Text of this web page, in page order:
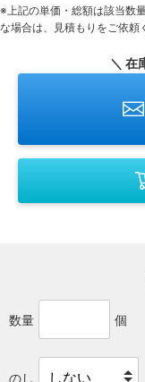
※上記の単価・総額は該当数
な場合は、見積もりをご依頼
＼ 在
数量 個
のし